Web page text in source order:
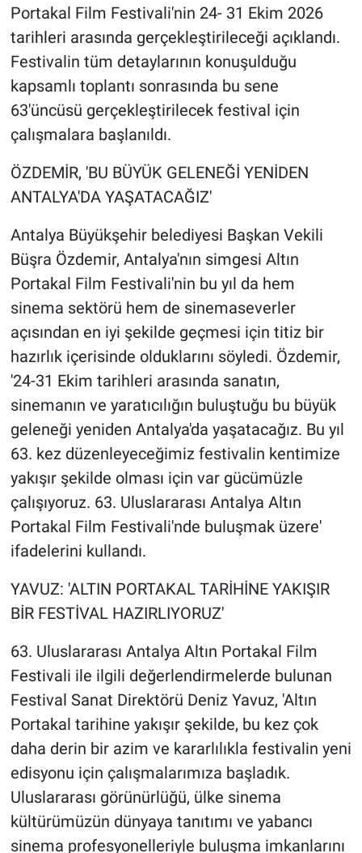
Portakal Film Festivali'nin 24- 31 Ekim 2026
tarihleri arasında gerçekleştirileceği açıklandı.
Festivalin tüm detaylarının konuşulduğu
kapsamlı toplantı sonrasında bu sene
63'üncüsü gerçekleştirilecek festival için
çalışmalara başlanıldı.
ÖZDEMİR, 'BU BÜYÜK GELENEĞİ YENİDEN
ANTALYA'DA YAŞATACAĞIZ'
Antalya Büyükşehir belediyesi Başkan Vekili
Büşra Özdemir, Antalya'nın simgesi Altın
Portakal Film Festivali'nin bu yıl da hem
sinema sektörü hem de sinemaseverler
açısından en iyi şekilde geçmesi için titiz bir
hazırlık içerisinde olduklarını söyledi. Özdemir,
'24-31 Ekim tarihleri arasında sanatın,
sinemanın ve yaratıcılığın buluştuğu bu büyük
geleneği yeniden Antalya'da yaşatacağız. Bu yıl
63. kez düzenleyeceğimiz festivalin kentimize
yakışır şekilde olması için var gücümüzle
çalışıyoruz. 63. Uluslararası Antalya Altın
Portakal Film Festivali'nde buluşmak üzere'
ifadelerini kullandı.
YAVUZ: 'ALTIN PORTAKAL TARİHİNE YAKIŞIR
BİR FESTİVAL HAZIRLIYORUZ'
63. Uluslararası Antalya Altın Portakal Film
Festivali ile ilgili değerlendirmelerde bulunan
Festival Sanat Direktörü Deniz Yavuz, 'Altın
Portakal tarihine yakışır şekilde, bu kez çok
daha derin bir azim ve kararlılıkla festivalin yeni
edisyonu için çalışmalarımıza başladık.
Uluslararası görünürlüğü, ülke sinema
kültürümüzün dünyaya tanıtımı ve yabancı
sinema profesyonelleriyle buluşma imkanlarını